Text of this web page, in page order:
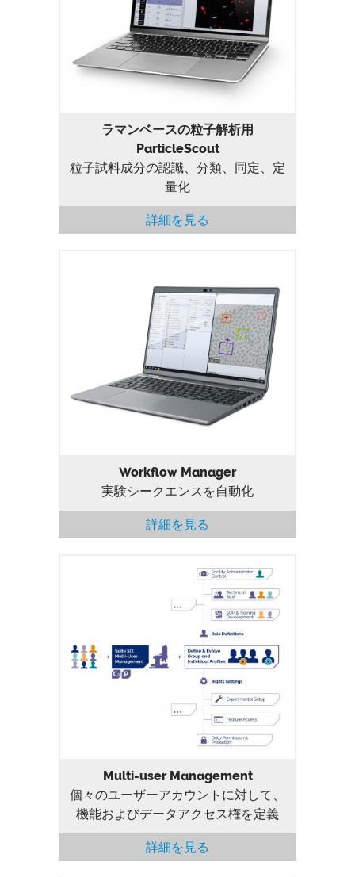
ラマンベースの粒子解析用ParticleScout
ラマンベースの粒子解析用
ParticleScout
粒子試料成分の認識、分類、同定、定
量化
詳細を見る
Workflow Manager
Workflow Manager
実験シークエンスを自動化
詳細を見る
Multi-user Management
Multi-user Management
個々のユーザーアカウントに対して、
機能およびデータアクセス権を定義
詳細を見る